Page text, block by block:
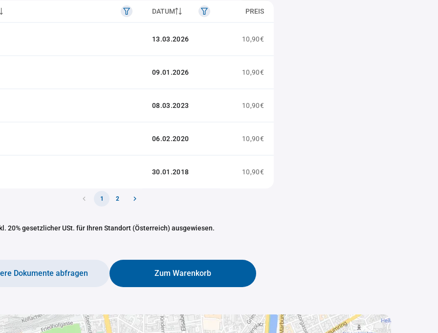
DATUM PREIS
13.03.2026 10,90€
09.01.2026 10,90€
08.03.2023 10,90€
06.02.2020 10,90€
30.01.2018 10,90€
1 2
20% gesetzlicher USt. für Ihren Standort (Österreich) ausgewiesen.
Zum Warenkorb
Dokumente abfragen